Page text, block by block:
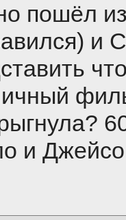
пошёл
и
и